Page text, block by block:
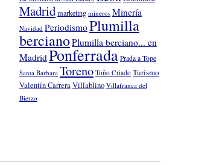
Madridmarketing mineros Minería
Navidad PeriodismoPlumilla
bercianoPlumilla berciano... en
MadridPonferrada Prada a Tope
Santa Barbara Toreno Toño Criado Turismo
Valentín CarreraVillablino Villafranca del
Bierzo